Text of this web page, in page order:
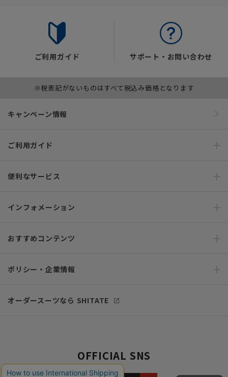
ご利用ガイド サポート・お問い合わせ
※税表記がないものはすべて税込み価格となります
キャンペーン情報
ご利用ガイド
便利なサービス
インフォメーション
おすすめコンテンツ
ポリシー・企業情報
オーダースーツなら SHITATE
OFFICIAL SNS